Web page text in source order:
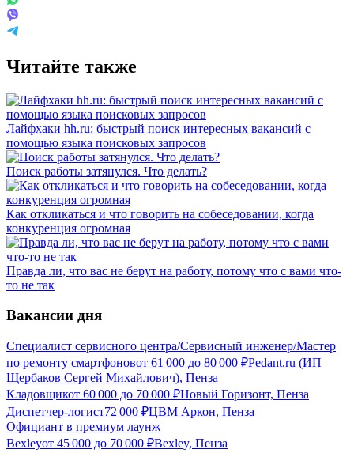
Читайте также
Лайфхаки hh.ru: быстрый поиск интересных вакансий с
помощью языка поисковых запросов
Поиск работы затянулся. Что делать?
Как откликаться и что говорить на собеседовании, когда
конкуренция огромная
Правда ли, что вас не берут на работу, потому что с вами что-
то не так
Вакансии дня
Специалист сервисного центра/Сервисный инженер/Мастер
по ремонту смартфоновот 61 000 до 80 000 ₽Pedant.ru (ИП
Щербаков Сергей Михайлович), Пенза
Кладовщикот 60 000 до 70 000 ₽Новый Горизонт, Пенза
Диспетчер-логист72 000 ₽ЦВМ Аркон, Пенза
Официант в премиум лаунж
Bexleyот 45 000 до 70 000 ₽Bexley, Пенза